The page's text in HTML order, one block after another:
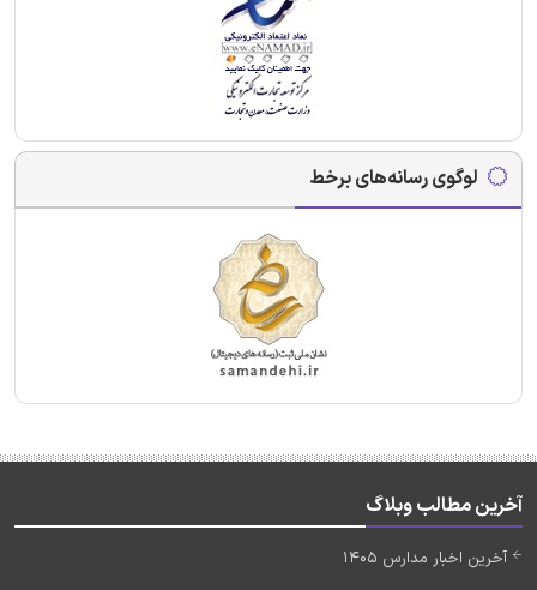
لوگوی رسانه‌های برخط
آخرین مطالب وبلاگ
آخرین اخبار مدارس 1405